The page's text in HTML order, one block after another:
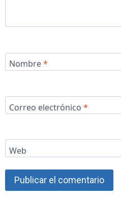
Nombre*
Correo electrónico *
Web